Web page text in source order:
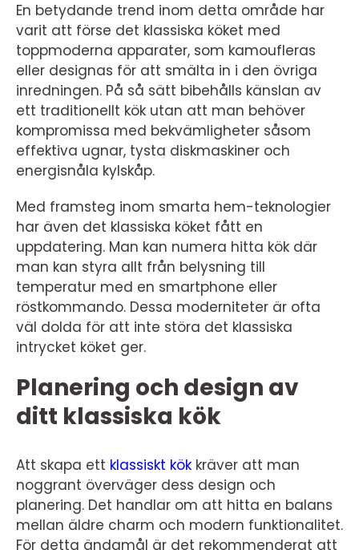
En betydande trend inom detta område har
varit att förse det klassiska köket med
toppmoderna apparater, som kamoufleras
eller designas för att smälta in i den övriga
inredningen. På så sätt bibehålls känslan av
ett traditionellt kök utan att man behöver
kompromissa med bekvämligheter såsom
effektiva ugnar, tysta diskmaskiner och
energisnåla kylskåp.
Med framsteg inom smarta hem-teknologier
har även det klassiska köket fått en
uppdatering. Man kan numera hitta kök där
man kan styra allt från belysning till
temperatur med en smartphone eller
röstkommando. Dessa moderniteter är ofta
väl dolda för att inte störa det klassiska
intrycket köket ger.
Planering och design av
ditt klassiska kök
Att skapa ett klassiskt kök kräver att man
noggrant överväger dess design och
planering. Det handlar om att hitta en balans
mellan äldre charm och modern funktionalitet.
För detta ändamål är det rekommenderat att